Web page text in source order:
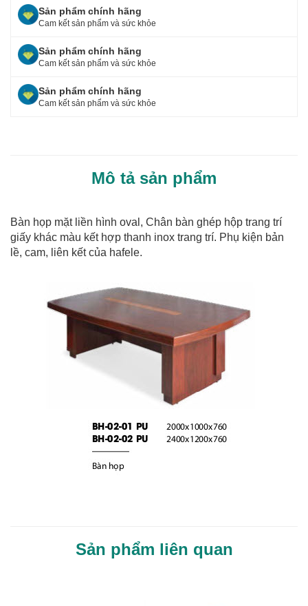
b
o
o
k
Sản phẩm chính hãng
Cam kết sản phẩm và sức khỏe
Sản phẩm chính hãng
Cam kết sản phẩm và sức khỏe
Sản phẩm chính hãng
Cam kết sản phẩm và sức khỏe
Mô tả sản phẩm
Bàn họp mặt liền hình oval, Chân bàn ghép hộp trang trí
giấy khác màu kết hợp thanh inox trang trí. Phụ kiện bản
lề, cam, liên kết của hafele.
Sản phẩm liên quan